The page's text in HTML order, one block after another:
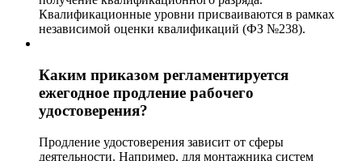
Квалификационные уровни присваиваются в рамках
независимой оценки квалификаций (ФЗ №238).
Каким приказом регламентируется
ежегодное продление рабочего
удостоверения?
Продление удостоверения зависит от сферы
деятельности. Например, для монтажника систем